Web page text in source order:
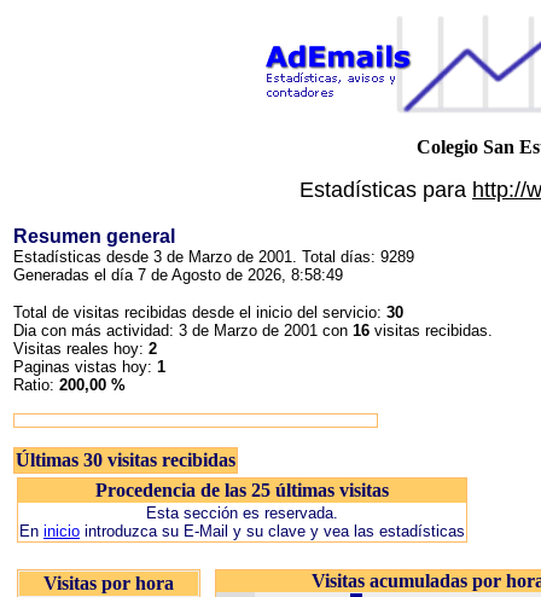
Colegio San
Estadísticas para http://
Resumen general
Estadísticas desde 3 de Marzo de 2001. Total días: 9289
Generadas el día 7 de Agosto de 2026, 8:58:49
Total de visitas recibidas desde el inicio del servicio: 30
Dia con más actividad: 3 de Marzo de 2001 con 16 visitas recibidas.
Visitas reales hoy: 2
Paginas vistas hoy: 1
Ratio: 200,00 %
Últimas 30 visitas recibidas
Procedencia de las 25 últimas visitas
Esta sección es reservada.
En inicio introduzca su E-Mail y su clave y vea las estadísticas
Visitas por hora
Visitas acumuladas por